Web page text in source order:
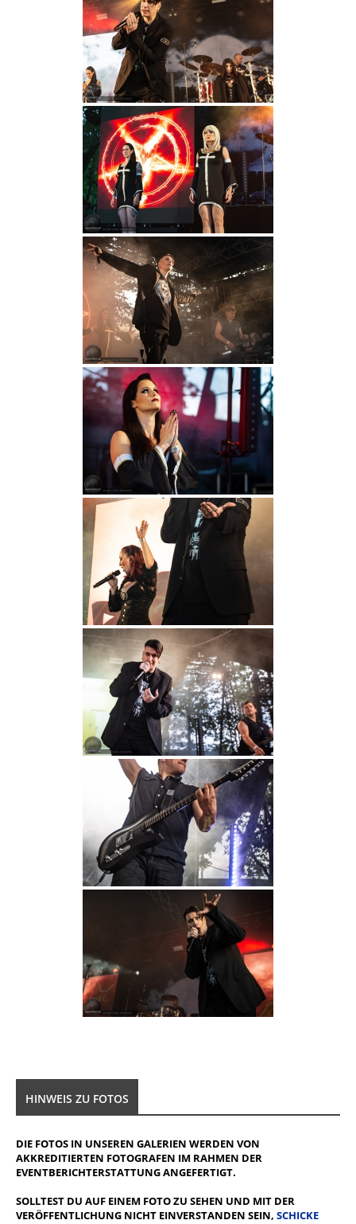
HINWEIS ZU FOTOS
DIE FOTOS IN UNSEREN GALERIEN WERDEN VON
AKKREDITIERTEN FOTOGRAFEN IM RAHMEN DER
EVENTBERICHTERSTATTUNG ANGEFERTIGT.
SOLLTEST DU AUF EINEM FOTO ZU SEHEN UND MIT DER
VERÖFFENTLICHUNG NICHT EINVERSTANDEN SEIN, SCHICKE